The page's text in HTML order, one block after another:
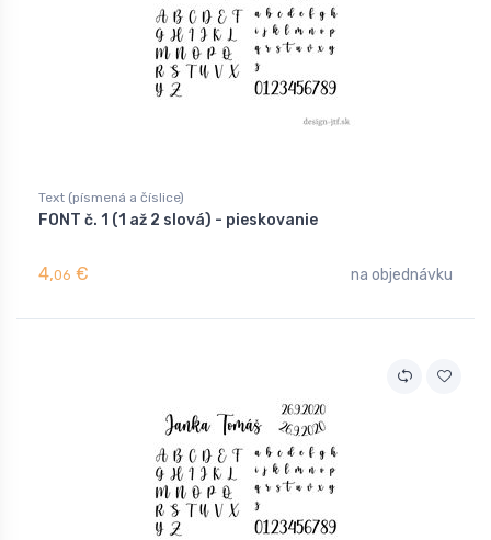
Text (písmená a číslice)
FONT č. 1 (1 až 2 slová) - pieskovanie
4,06 € na objednávku